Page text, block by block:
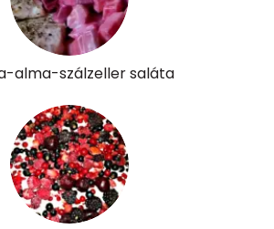
alma-szálzeller saláta